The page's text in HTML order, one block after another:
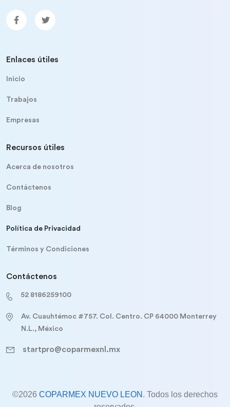
Enlaces útiles
Inicio
Trabajos
Empresas
Recursos útiles
Acerca de nosotros
Contáctenos
Blog
Política de Privacidad
Términos y Condiciones
Contáctenos
52 8186259100
Av. Cuauhtémoc #757. Col. Centro. CP 64000 Monterrey
N.L., México
startpro@coparmexnl.mx
©2026 COPARMEX NUEVO LEON . Todos los derechos